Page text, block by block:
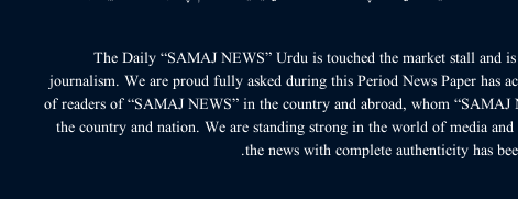
The Daily “SAMAJ NEWS” Urdu is touched the market stall and
journalism. We are proud fully asked during this Period News Paper has
of readers of “SAMAJ NEWS” in the country and abroad, whom
the country and nation. We are standing strong in the world of media
the news with complete authenticity has